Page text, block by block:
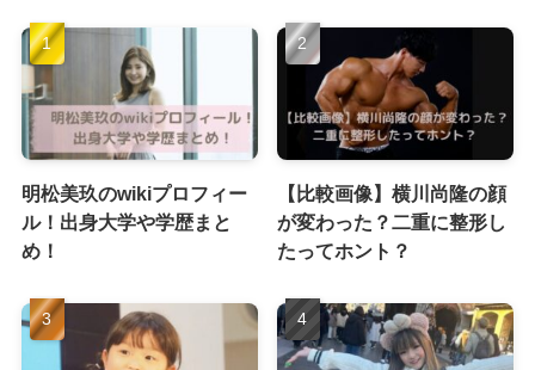
明松美玖のwikiプロフィー
ル！出身大学や学歴まと
め！
【比較画像】横川尚隆の顔
が変わった？二重に整形し
たってホント？